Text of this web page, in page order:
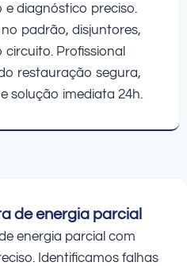
diagnóstico preciso.
padrão, disjuntores,
Profissional
restauração segura,
solução imediata 24h.
de energia parcial
energia parcial com
Identificamos falhas